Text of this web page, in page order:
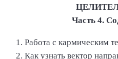
Часть 4.
Работа с кармическим
Как узнать вектор